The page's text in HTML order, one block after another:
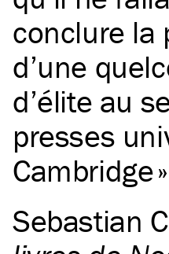
conclure la
d’une
d’élite au
presses
Cambridge
Sebastian